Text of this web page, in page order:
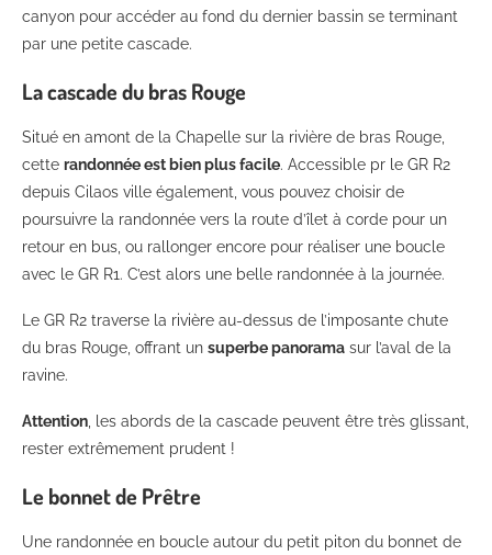
canyon pour accéder au fond du dernier bassin se terminant
par une petite cascade.
La cascade du bras Rouge
Situé en amont de la Chapelle sur la rivière de bras Rouge,
cette randonnée est bien plus facile. Accessible pr le GR R2
depuis Cilaos ville également, vous pouvez choisir de
poursuivre la randonnée vers la route d’îlet à corde pour un
retour en bus, ou rallonger encore pour réaliser une boucle
avec le GR R1. C’est alors une belle randonnée à la journée.
Le GR R2 traverse la rivière au-dessus de l’imposante chute
du bras Rouge, offrant un superbe panorama sur l’aval de la
ravine.
Attention, les abords de la cascade peuvent être très glissant,
rester extrêmement prudent !
Le bonnet de Prêtre
Une randonnée en boucle autour du petit piton du bonnet de